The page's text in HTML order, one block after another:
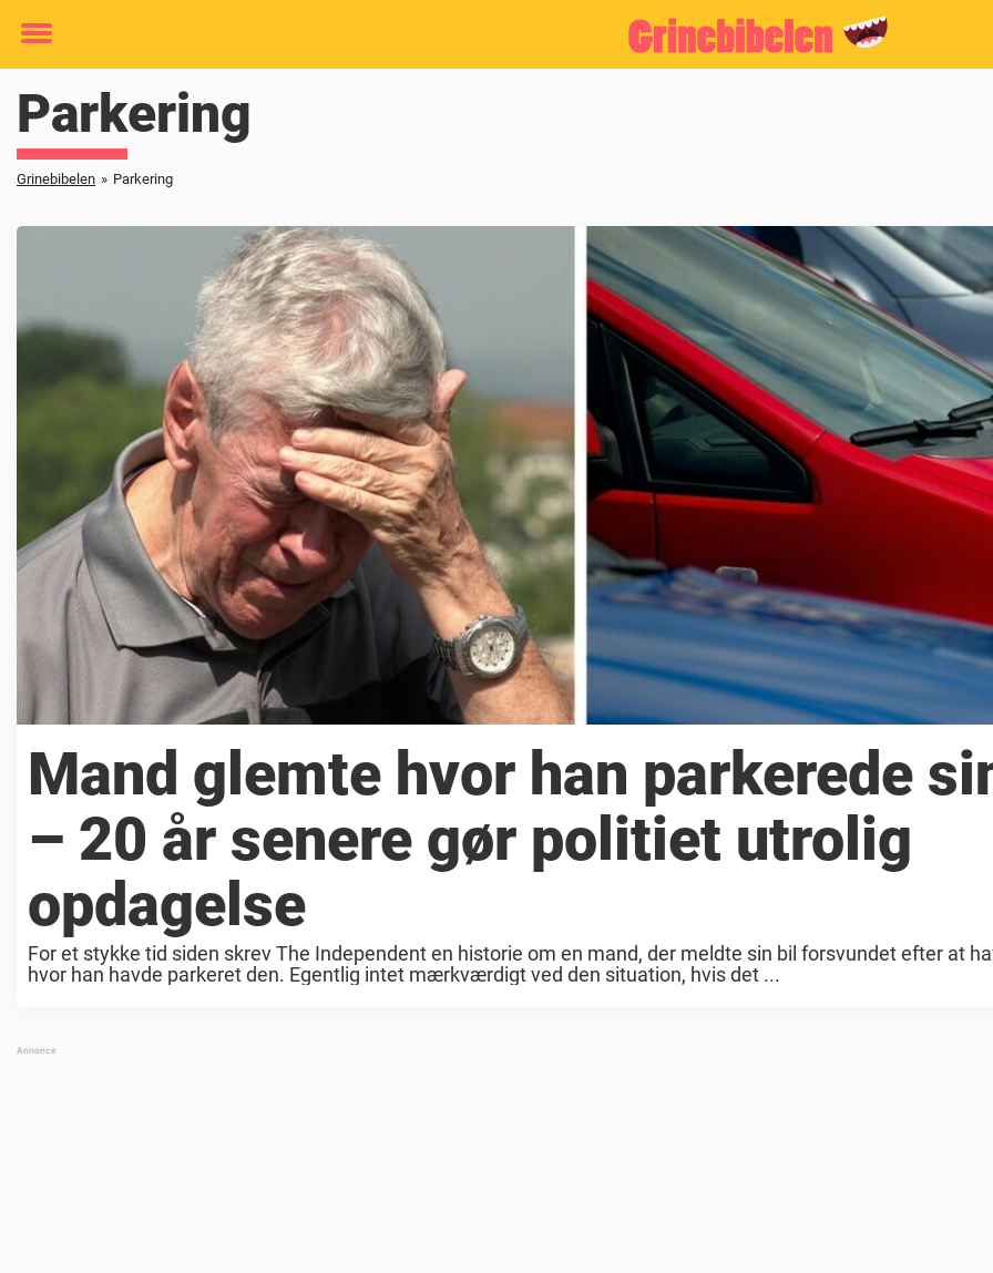
Toggle
Parkering
Grinebibelen » Parkering
Mand glemte hvor han parkerede
– 20 år senere gør politiet utrolig
opdagelse
For et stykke tid siden skrev The Independent en historie om en mand, der meldte sin bil forsvundet efter at
hvor han havde parkeret den. Egentlig intet mærkværdigt ved den situation, hvis det ...